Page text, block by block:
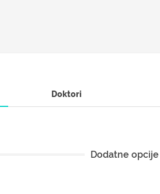
Doktori
Dodatne opcije